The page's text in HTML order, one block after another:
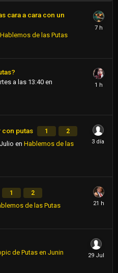
cara a cara con un
Hablemos de las Putas
a las 13:40 en
con putas 1 2
en Hablemos de las
1 2
de las Putas
de Putas en Junin